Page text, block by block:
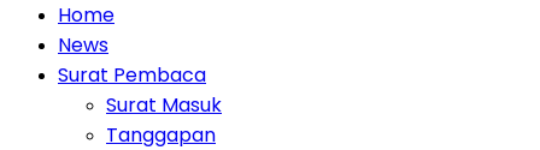
Home
News
Surat Pembaca
Surat Masuk
Tanggapan